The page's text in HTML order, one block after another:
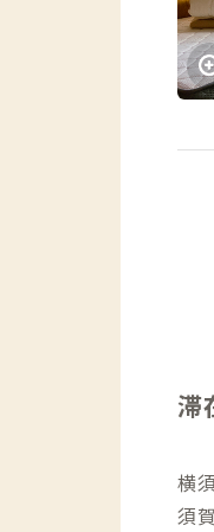
滞
横
須